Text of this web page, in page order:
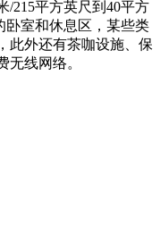
/215平方英尺到40平方
卧室和休息区，某些类
此外还有茶咖设施、保
无线网络。